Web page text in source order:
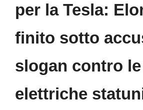
per la Tesla:
finito sotto
slogan contro le
elettriche